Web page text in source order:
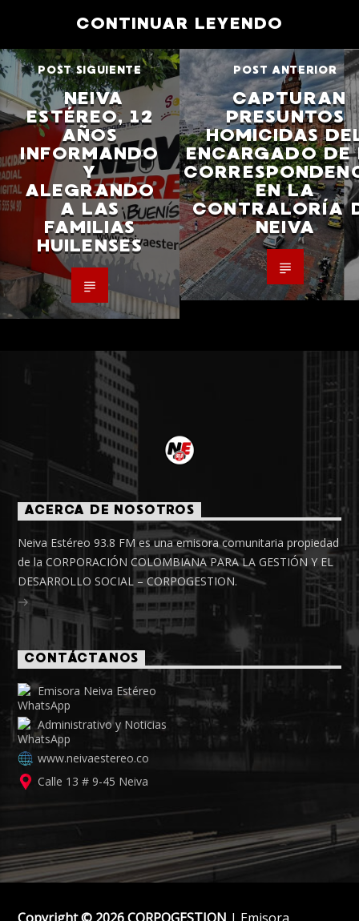
CONTINUAR LEYENDO
POST SIGUIENTE
NEIVA
ESTÉREO, 12
AÑOS
INFORMANDO
Y
ALEGRANDO
A LAS
FAMILIAS
HUILENSES
POST ANTERIOR
CAPTURAN
PRESUNTOS
HOMICIDAS
ENCARGADO DE
EN LA
CONTRALORÍA
NEIVA
ACERCA DE NOSOTROS
Neiva Estéreo 93.8 FM es una emisora comunitaria propiedad
de la CORPORACIÓN COLOMBIANA PARA LA GESTIÓN Y EL
DESARROLLO SOCIAL – CORPOGESTION.
CONTÁCTANOS
Emisora Neiva Estéreo
Administrativo y Noticias
www.neivaestereo.co
Calle 13 # 9-45 Neiva